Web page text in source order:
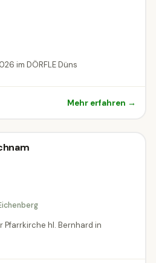
im DÖRFLE Düns
Mehr erfahren →
hl. Bernhard in